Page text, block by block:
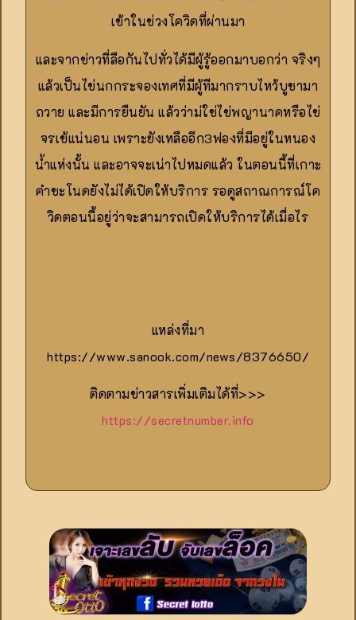
เข้าในช่วงโควิดที่ผ่านมา
และจากข่าวที่ลือกันไปทั่วได้มีผู้รู้ออกมาบอกว่า จริงๆ
แล้วเป็นไข่นกกระจองเทศที่มีผู้ทีมากราบไหว้บูชามา
ถวาย และมีการยืนยัน แล้วว่าม่ใช่ไข่พญานาคหรือไข่
จรเข้แน่นอน เพราะยังเหลืออีก3ฟองที่มีอยู่ในหนอง
น้ำแห่งนั้น และอาจจะเน่าไปหมดแล้ว ในตอนนี้ที่เกาะ
คำชะโนดยังไม่ได้เปิดให้บริการ รอดูสถาณการณ์โค
วิดตอนนี้อยู่ว่าจะสามารถเปิดให้บริการได้เมื่อไร
แหล่งที่มา
https://www.sanook.com/news/8376650/
ติดตามข่าวสารเพิ่มเติมได้ที่>>>
https://secretnumber.info